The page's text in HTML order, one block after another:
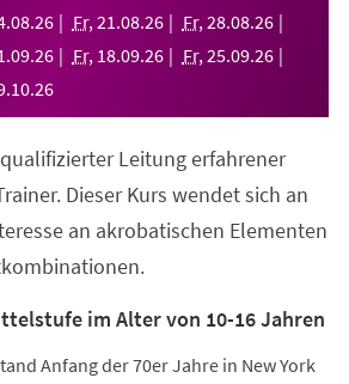
.08.26 Fr, 21 .08.26 Fr, 28.08.26
.09.26 Fr, 18.09.26 Fr, 25.09.26
.10.26
Leitung erfahrener
Dieser Kurs wendet sich an
an akrobatischen Elementen
im Alter von 10-16 Jahren
Anfang der 70er Jahre in New York